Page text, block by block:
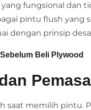
fungsional dan
pintu flush yang
dengan prinsip
Beli Plywood
saat memilih pintu.